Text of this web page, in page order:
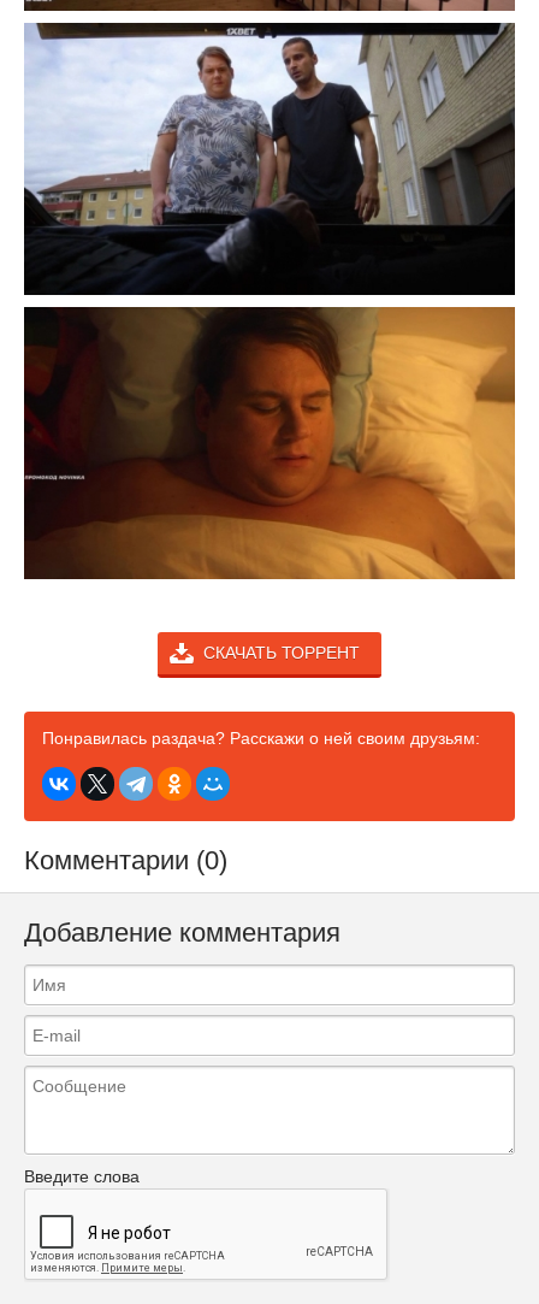
СКАЧАТЬ ТОРРЕНТ
Понравилась раздача? Расскажи о ней своим друзьям:
Комментарии (0)
Добавление комментария
Введите слова